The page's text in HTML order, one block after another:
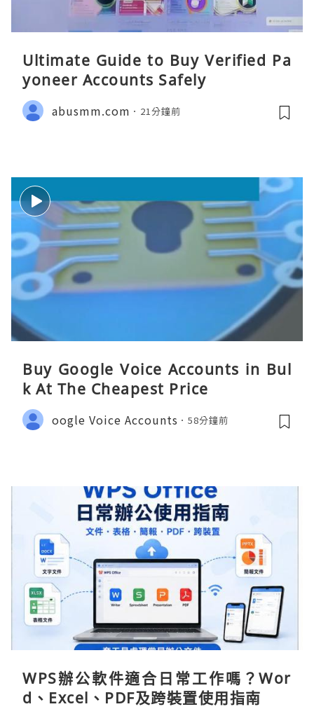
Ultimate Guide to Buy Verified Pa
yoneer Accounts Safely
abusmm.com 21分鐘前
Buy Google Voice Accounts in Bul
k At The Cheapest Price
oogle Voice Accounts 58分鐘前
WPS辦公軟件適合日常工作嗎？Wor
d、Excel、PDF及跨裝置使用指南